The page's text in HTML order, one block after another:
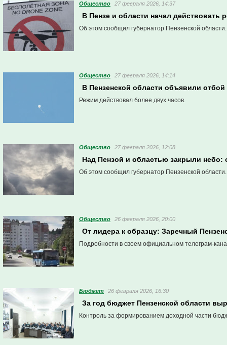
Общество 27 февраля 2026, 14:37
В Пензе и области начал действовать
Об этом сообщил губернатор Пензенской области.
Общество 27 февраля 2026, 14:14
В Пензенской области объявили отбой
Режим действовал более двух часов.
Общество 27 февраля 2026, 12:08
Над Пензой и областью закрыли небо:
Об этом сообщил губернатор Пензенской области.
Общество 26 февраля 2026, 20:00
От лидера к образцу: Заречный
Подробности в своем официальном телеграм-
Бюджет 26 февраля 2026, 16:30
За год бюджет Пензенской области
Контроль за формированием доходной части